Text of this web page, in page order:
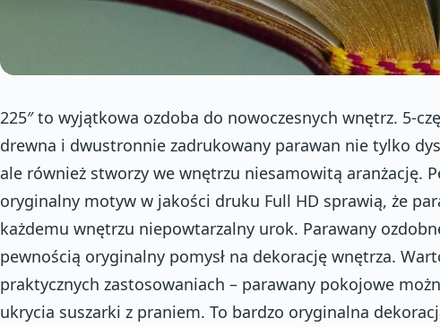
225″ to wyjątkowa ozdoba do nowoczesnych wnętrz. 5-
drewna i dwustronnie zadrukowany parawan nie tylko
ale również stworzy we wnętrzu niesamowitą aranżację.
oryginalny motyw w jakości druku Full HD sprawią, że
każdemu wnętrzu niepowtarzalny urok. Parawany
pewnością oryginalny pomysł na dekorację wnętrza.
praktycznych zastosowaniach – parawany pokojowe
ukrycia suszarki z praniem. To bardzo oryginalna